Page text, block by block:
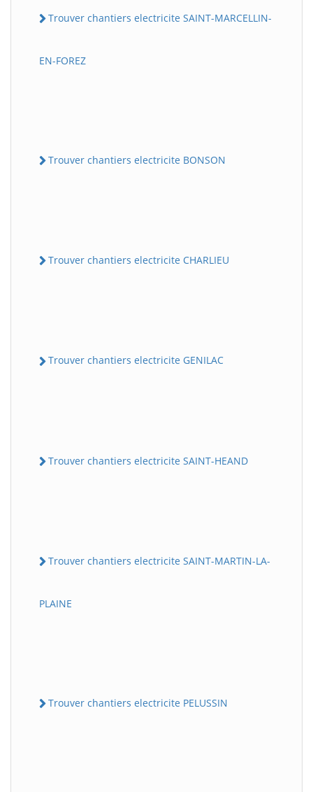
Trouver chantiers electricite SAINT-MARCELLIN-
EN-FOREZ
Trouver chantiers electricite BONSON
Trouver chantiers electricite CHARLIEU
Trouver chantiers electricite GENILAC
Trouver chantiers electricite SAINT-HEAND
Trouver chantiers electricite SAINT-MARTIN-LA-
PLAINE
Trouver chantiers electricite PELUSSIN